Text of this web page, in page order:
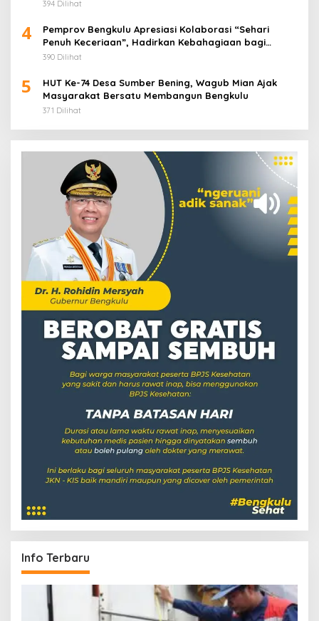
394 Dilihat
4
Pemprov Bengkulu Apresiasi Kolaborasi “Sehari
Penuh Keceriaan”, Hadirkan Kebahagiaan bagi
Puluhan Anak Panti Asuhan
390 Dilihat
5
HUT Ke-74 Desa Sumber Bening, Wagub Mian Ajak
Masyarakat Bersatu Membangun Bengkulu
371 Dilihat
Info Terbaru